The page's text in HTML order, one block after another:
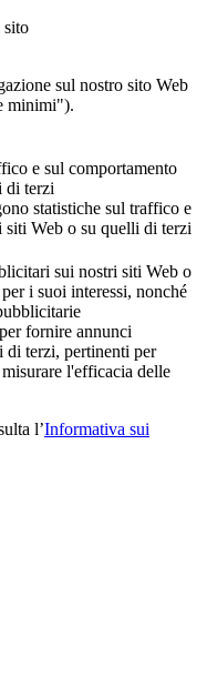
sito
sul nostro sito Web
minimi").
e sul comportamento
di terzi
statistiche sul traffico e
siti Web o su quelli di terzi
sui nostri siti Web o
i suoi interessi, nonché
fornire annunci
di terzi, pertinenti per
l'efficacia delle
l’Informativa sui